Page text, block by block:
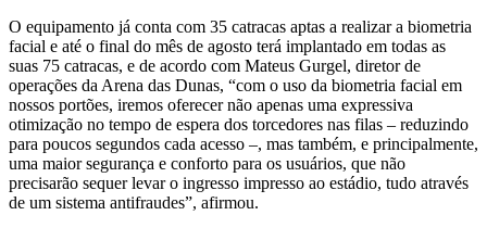
O equipamento já conta com 35 catracas aptas a realizar a biometria
facial e até o final do mês de agosto terá implantado em todas as
suas 75 catracas, e de acordo com Mateus Gurgel, diretor de
operações da Arena das Dunas, “com o uso da biometria facial em
nossos portões, iremos oferecer não apenas uma expressiva
otimização no tempo de espera dos torcedores nas filas – reduzindo
para poucos segundos cada acesso –, mas também, e principalmente,
uma maior segurança e conforto para os usuários, que não
precisarão sequer levar o ingresso impresso ao estádio, tudo através
de um sistema antifraudes”, afirmou.